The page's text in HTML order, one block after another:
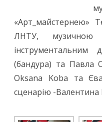
«Арт_майстернею»
ЛНТУ, музичною
інструментальним
(бандура) та Павла
Oksana Koba та
сценарію -